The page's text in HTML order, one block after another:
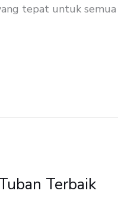
tepat untuk
Terbaik